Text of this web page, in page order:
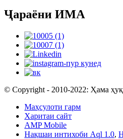
Ҷараёни ИМА
© Copyright - 2010-2022: Ҳама
Маҳсулоти гарм
Харитаи сайт
AMP Mobile
Нақшаи интихоби Aql 1.0,